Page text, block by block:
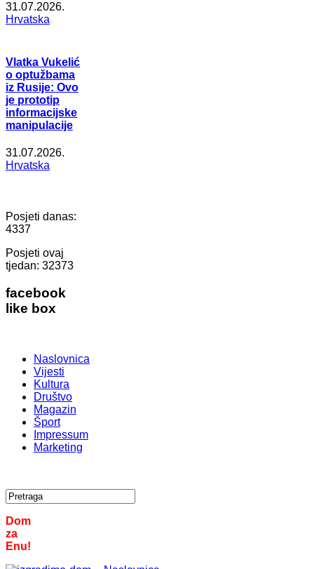
31.07.2026.
Hrvatska
Vlatka Vukelić
o optužbama
iz Rusije: Ovo
je prototip
informacijske
manipulacije
31.07.2026.
Hrvatska
Posjeti danas:
4337
Posjeti ovaj
tjedan: 32373
facebook
like box
Naslovnica
Vijesti
Kultura
Društvo
Magazin
Šport
Impressum
Marketing
Dom
za
Enu!